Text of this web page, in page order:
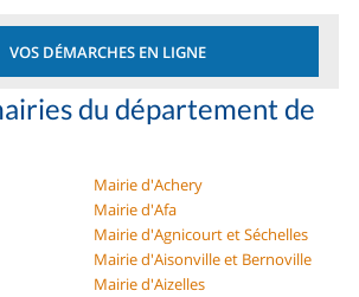
VOS DÉMARCHES EN LIGNE
du département de
Mairie d'Achery
Mairie d'Afa
Mairie d'Agnicourt et Séchelles
Mairie d'Aisonville et Bernoville
Mairie d'Aizelles